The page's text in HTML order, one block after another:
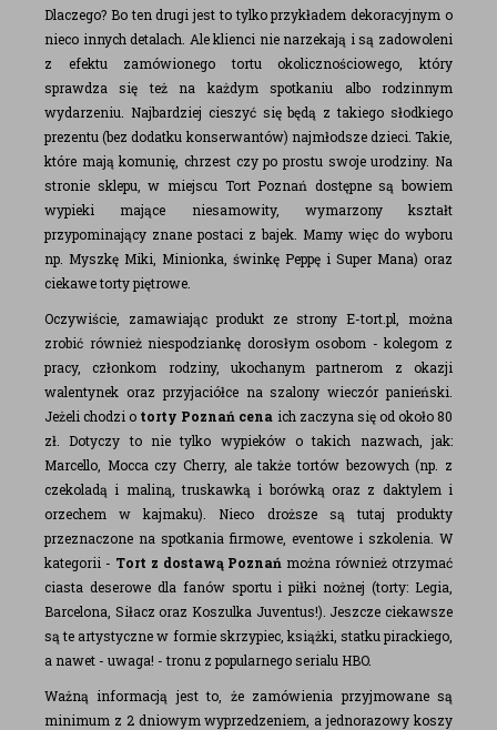
Dlaczego? Bo ten drugi jest to tylko przykładem dekoracyjnym o
nieco innych detalach. Ale klienci nie narzekają i są zadowoleni
z efektu zamówionego tortu okolicznościowego, który
sprawdza się też na każdym spotkaniu albo rodzinnym
wydarzeniu. Najbardziej cieszyć się będą z takiego słodkiego
prezentu (bez dodatku konserwantów) najmłodsze dzieci. Takie,
które mają komunię, chrzest czy po prostu swoje urodziny. Na
stronie sklepu, w miejscu Tort Poznań dostępne są bowiem
wypieki mające niesamowity, wymarzony kształt
przypominający znane postaci z bajek. Mamy więc do wyboru
np. Myszkę Miki, Minionka, świnkę Peppę i Super Mana) oraz
ciekawe torty piętrowe.
Oczywiście, zamawiając produkt ze strony E-tort.pl, można
zrobić również niespodziankę dorosłym osobom - kolegom z
pracy, członkom rodziny, ukochanym partnerom z okazji
walentynek oraz przyjaciółce na szalony wieczór panieński.
Jeżeli chodzi o torty Poznań cena ich zaczyna się od około 80
zł. Dotyczy to nie tylko wypieków o takich nazwach, jak:
Marcello, Mocca czy Cherry, ale także tortów bezowych (np. z
czekoladą i maliną, truskawką i borówką oraz z daktylem i
orzechem w kajmaku). Nieco droższe są tutaj produkty
przeznaczone na spotkania firmowe, eventowe i szkolenia. W
kategorii - Tort z dostawą Poznań można również otrzymać
ciasta deserowe dla fanów sportu i piłki nożnej (torty: Legia,
Barcelona, Siłacz oraz Koszulka Juventus!). Jeszcze ciekawsze
są te artystyczne w formie skrzypiec, książki, statku pirackiego,
a nawet - uwaga! - tronu z popularnego serialu HBO.
Ważną informacją jest to, że zamówienia przyjmowane są
minimum z 2 dniowym wyprzedzeniem, a jednorazowy koszy